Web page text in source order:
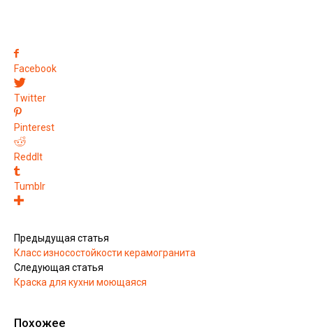
Facebook
Twitter
Pinterest
ReddIt
Tumblr
Предыдущая статья
Класс износостойкости керамогранита
Следующая статья
Краска для кухни моющаяся
Похожее